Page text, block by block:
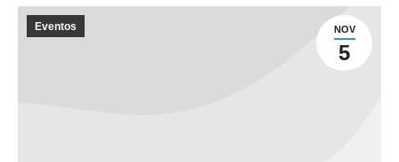
NOV
5
Eventos